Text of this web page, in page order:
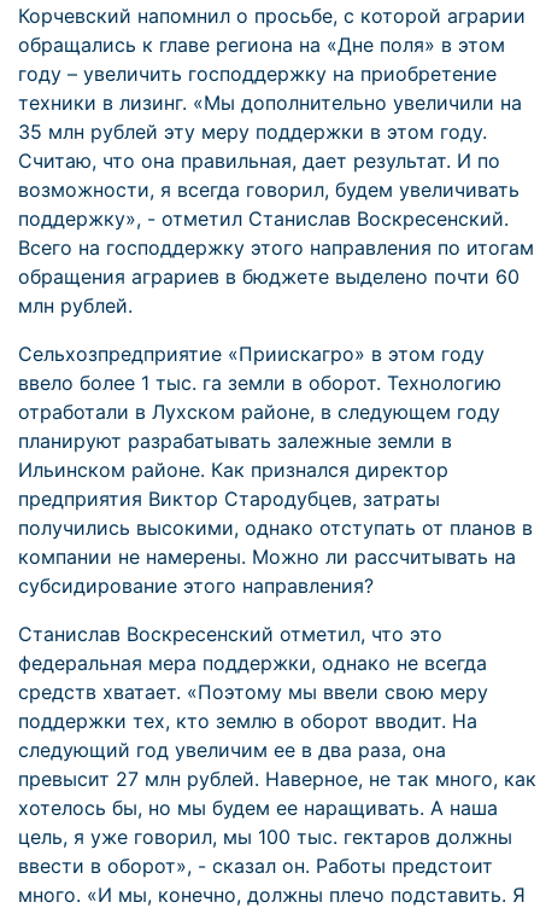
Корчевский напомнил о просьбе, с которой аграрии
обращались к главе региона на «Дне поля» в этом
году – увеличить господдержку на приобретение
техники в лизинг. «Мы дополнительно увеличили на
35 млн рублей эту меру поддержки в этом году.
Считаю, что она правильная, дает результат. И по
возможности, я всегда говорил, будем увеличивать
поддержку», - отметил Станислав Воскресенский.
Всего на господдержку этого направления по итогам
обращения аграриев в бюджете выделено почти 60
млн рублей.
Сельхозпредприятие «Приискагро» в этом году
ввело более 1 тыс. га земли в оборот. Технологию
отработали в Лухском районе, в следующем году
планируют разрабатывать залежные земли в
Ильинском районе. Как признался директор
предприятия Виктор Стародубцев, затраты
получились высокими, однако отступать от планов в
компании не намерены. Можно ли рассчитывать на
субсидирование этого направления?
Станислав Воскресенский отметил, что это
федеральная мера поддержки, однако не всегда
средств хватает. «Поэтому мы ввели свою меру
поддержки тех, кто землю в оборот вводит. На
следующий год увеличим ее в два раза, она
превысит 27 млн рублей. Наверное, не так много, как
хотелось бы, но мы будем ее наращивать. А наша
цель, я уже говорил, мы 100 тыс. гектаров должны
ввести в оборот», - сказал он. Работы предстоит
много. «И мы, конечно, должны плечо подставить. Я